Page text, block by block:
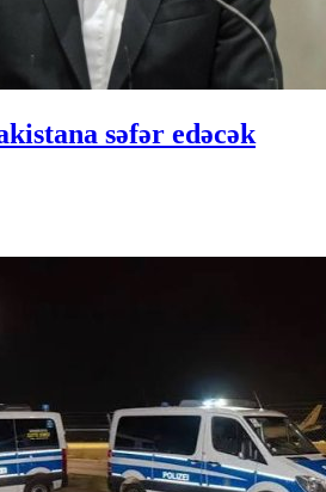
səfər edəcək